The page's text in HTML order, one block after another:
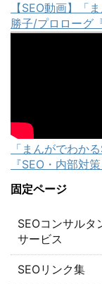
【SEO動画】「
勝子/プロローグ
「まんがでわか
『SEO・内部対
固定ページ
SEOコンサルタ
サービス
SEOリンク集